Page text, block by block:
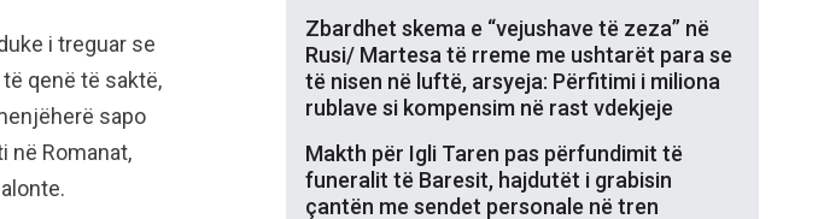
i treguar se
qenë të saktë,
sapo
në Romanat,
Zbardhet skema e “vejushave të zeza” në
Rusi/ Martesa të rreme me ushtarët para se
të nisen në luftë, arsyeja: Përfitimi i miliona
rublave si kompensim në rast vdekjeje
Makth për Igli Taren pas përfundimit të
funeralit të Baresit, hajdutët i grabisin
çantën me sendet personale në tren